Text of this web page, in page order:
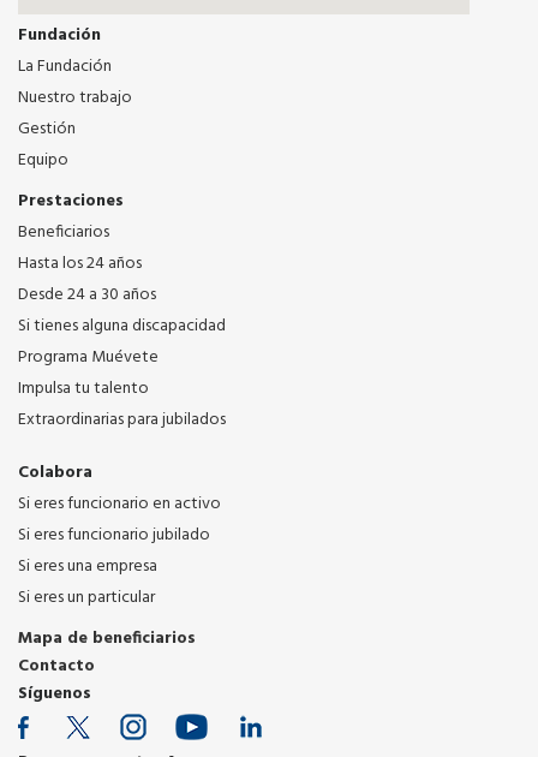
Fundación
La Fundación
Nuestro trabajo
Gestión
Equipo
Prestaciones
Beneficiarios
Hasta los 24 años
Desde 24 a 30 años
Si tienes alguna discapacidad
Programa Muévete
Impulsa tu talento
Extraordinarias para jubilados
Colabora
Si eres funcionario en activo
Si eres funcionario jubilado
Si eres una empresa
Si eres un particular
Mapa de beneficiarios
Contacto
Síguenos